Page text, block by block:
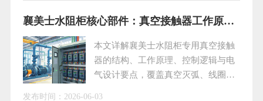
警等各类故障。结合现场多年实操经验，下文梳理由
PLC监测逻辑触发的典型故障诱因与标准化处理办法，
方便运维人员
襄美士水阻柜核心部件：真空接触器工作原理与应用技术解析
本文详解襄美士水阻柜专用真空接触
器的结构、工作原理、控制逻辑与电
气设计要点，覆盖真空灭弧、线圈驱
发布时间： 2026-06-03